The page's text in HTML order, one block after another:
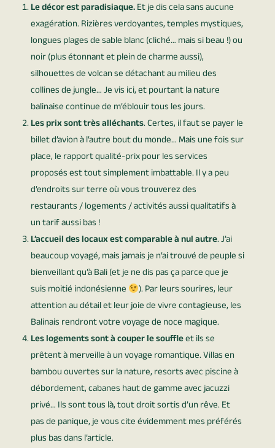
Le décor est paradisiaque.Et je dis cela sans aucune
exagération. Rizières verdoyantes, temples mystiques,
longues plages de sable blanc (cliché… mais si beau !) ou
noir (plus étonnant et plein de charme aussi),
silhouettes de volcan se détachant au milieu des
collines de jungle… Je vis ici, et pourtant la nature
balinaise continue de m’éblouir tous les jours.
Les prix sont très alléchants. Certes, il faut se payer le
billet d’avion à l’autre bout du monde… Mais une fois sur
place, le rapport qualité-prix pour les services
proposés est tout simplement imbattable. Il y a peu
d’endroits sur terre où vous trouverez des
restaurants / logements / activités aussi qualitatifs à
un tarif aussi bas !
L’accueil des locaux est comparable à nul autre. J’ai
beaucoup voyagé, mais jamais je n’ai trouvé de peuple si
bienveillant qu’à Bali (et je ne dis pas ça parce que je
suis moitié indonésienne
). Par leurs sourires, leur
attention au détail et leur joie de vivre contagieuse, les
Balinais rendront votre voyage de noce magique.
Les logements sont à couper le souffleet ils se
prêtent à merveille à un voyage romantique. Villas en
bambou ouvertes sur la nature, resorts avec piscine à
débordement, cabanes haut de gamme avec jacuzzi
privé… Ils sont tous là, tout droit sortis d’un rêve. Et
pas de panique, je vous cite évidemment mes préférés
plus bas dans l’article.